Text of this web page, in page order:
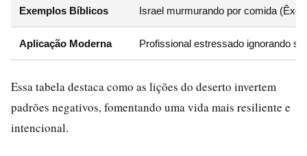
Exemplos Bíblicos Israel murmurando por comida
Aplicação Moderna Profissional estressado ignorando
Essa tabela destaca como as lições do deserto invertem
padrões negativos, fomentando uma vida mais resiliente e
intencional.